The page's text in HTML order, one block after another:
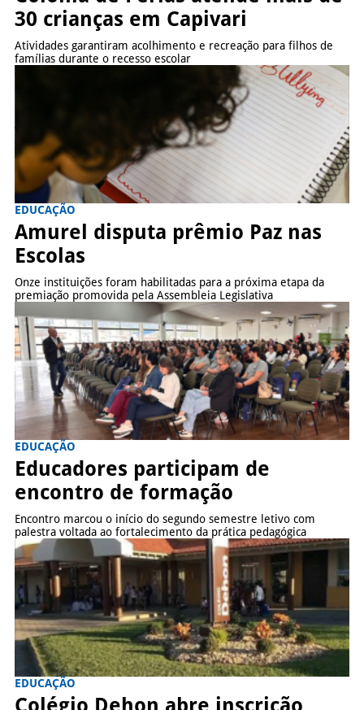
30 crianças em Capivari
Atividades garantiram acolhimento e recreação para filhos de
famílias durante o recesso escolar
EDUCAÇÃO
Amurel disputa prêmio Paz nas
Escolas
Onze instituições foram habilitadas para a próxima etapa da
premiação promovida pela Assembleia Legislativa
EDUCAÇÃO
Educadores participam de
encontro de formação
Encontro marcou o início do segundo semestre letivo com
palestra voltada ao fortalecimento da prática pedagógica
EDUCAÇÃO
Colégio Dehon abre inscrição